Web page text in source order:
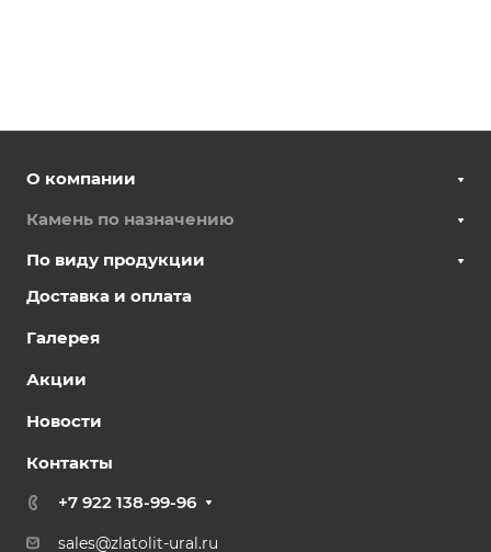
О компании
Камень по назначению
По виду продукции
Доставка и оплата
Галерея
Акции
Новости
Контакты
+7 922 138-99-96
sales@zlatolit-ural.ru